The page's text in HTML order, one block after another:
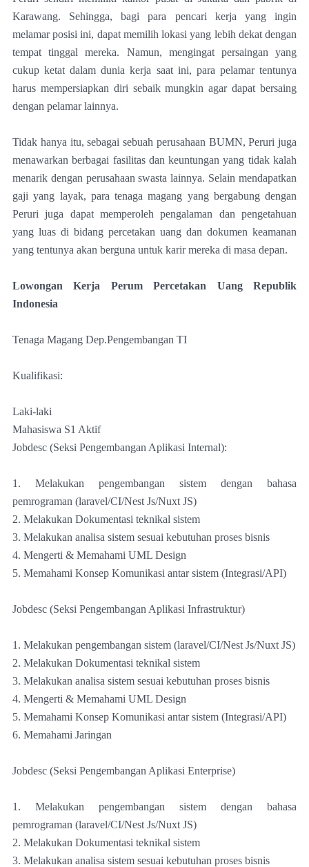
Karawang. Sehingga, bagi para pencari kerja yang ingin
melamar posisi ini, dapat memilih lokasi yang lebih dekat dengan
tempat tinggal mereka. Namun, mengingat persaingan yang
cukup ketat dalam dunia kerja saat ini, para pelamar tentunya
harus mempersiapkan diri sebaik mungkin agar dapat bersaing
dengan pelamar lainnya.
Tidak hanya itu, sebagai sebuah perusahaan BUMN, Peruri juga
menawarkan berbagai fasilitas dan keuntungan yang tidak kalah
menarik dengan perusahaan swasta lainnya. Selain mendapatkan
gaji yang layak, para tenaga magang yang bergabung dengan
Peruri juga dapat memperoleh pengalaman dan pengetahuan
yang luas di bidang percetakan uang dan dokumen keamanan
yang tentunya akan berguna untuk karir mereka di masa depan.
Lowongan Kerja Perum Percetakan Uang Republik
Indonesia
Tenaga Magang Dep.Pengembangan TI
Kualifikasi:
Laki-laki
Mahasiswa S1 Aktif
Jobdesc (Seksi Pengembangan Aplikasi Internal):
1. Melakukan pengembangan sistem dengan bahasa
pemrograman (laravel/CI/Nest Js/Nuxt JS)
2. Melakukan Dokumentasi teknikal sistem
3. Melakukan analisa sistem sesuai kebutuhan proses bisnis
4. Mengerti & Memahami UML Design
5. Memahami Konsep Komunikasi antar sistem (Integrasi/API)
Jobdesc (Seksi Pengembangan Aplikasi Infrastruktur)
1. Melakukan pengembangan sistem (laravel/CI/Nest Js/Nuxt JS)
2. Melakukan Dokumentasi teknikal sistem
3. Melakukan analisa sistem sesuai kebutuhan proses bisnis
4. Mengerti & Memahami UML Design
5. Memahami Konsep Komunikasi antar sistem (Integrasi/API)
6. Memahami Jaringan
Jobdesc (Seksi Pengembangan Aplikasi Enterprise)
1. Melakukan pengembangan sistem dengan bahasa
pemrograman (laravel/CI/Nest Js/Nuxt JS)
2. Melakukan Dokumentasi teknikal sistem
3. Melakukan analisa sistem sesuai kebutuhan proses bisnis